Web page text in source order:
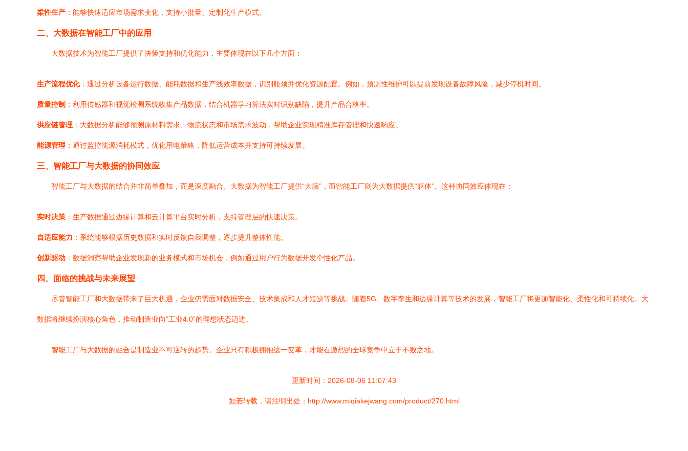
柔性生产 ：能够快速适应市场需求变化，支持小批量、定制化生产模式。
二、大数据在智能工厂中的应用
大数据技术为智能工厂提供了决策支持和优化能力，主要体现在以下几个方面：
生产流程优化：通过分析设备运行数据、能耗数据和生产线效率数据，识别瓶颈并优化资源配置。例如，预测性维护可以提前发现设备故障风险，减少停机时间。
质量控制 ：利用传感器和视觉检测系统收集产品数据，结合机器学习算法实时识别缺陷，提升产品合格率。
供应链管理 ：大数据分析能够预测原材料需求、物流状态和市场需求波动，帮助企业实现精准库存管理和快速响应。
能源管理 ：通过监控能源消耗模式，优化用电策略，降低运营成本并支持可持续发展。
三、智能工厂与大数据的协同效应
智能工厂与大数据的结合并非简单叠加，而是深度融合。大数据为智能工厂提供“大脑”，而智能工厂则为大数据提供“躯体”。这种协同效应体现在：
实时决策 ：生产数据通过边缘计算和云计算平台实时分析，支持管理层的快速决策。
自适应能力 ：系统能够根据历史数据和实时反馈自我调整，逐步提升整体性能。
创新驱动 ：数据洞察帮助企业发现新的业务模式和市场机会，例如通过用户行为数据开发个性化产品。
四、面临的挑战与未来展望
尽管智能工厂和大数据带来了巨大机遇，企业仍需面对数据安全、技术集成和人才短缺等挑战。随着5G、数字孪生和边缘计算等技术的发展，智能工厂将更加智能化、柔性化和可持续化。大
数据将继续扮演核心角色，推动制造业向“工业4.0”的理想状态迈进。
智能工厂与大数据的融合是制造业不可逆转的趋势。企业只有积极拥抱这一变革，才能在激烈的全球竞争中立于不败之地。
更新时间：2026-08-06 11:07:43
如若转载，请注明出处：http://www.miqiakejwang.com/product/270.html